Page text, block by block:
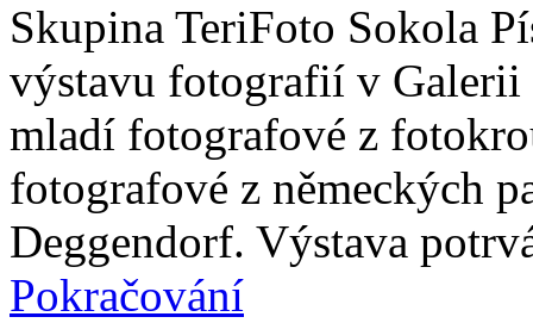
Skupina TeriFoto Sokola
výstavu fotografií v Galerii
mladí fotografové z
fotografové z německých
Deggendorf. Výstava
Pokračování